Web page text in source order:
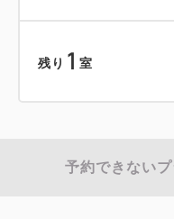
残り 1 室
予約できないプ